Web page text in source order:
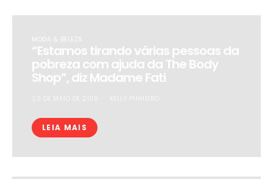
MODA & BELEZA
“Estamos tirando várias pessoas da
pobreza com ajuda da The Body
Shop”, diz Madame Fati
LEIA MAIS